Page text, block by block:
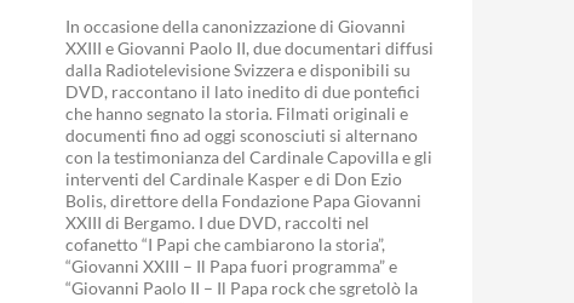
In occasione della canonizzazione di Giovanni
XXIII e Giovanni Paolo II, due documentari diffusi
dalla Radiotelevisione Svizzera e disponibili su
DVD, raccontano il lato inedito di due pontefici
che hanno segnato la storia. Filmati originali e
documenti fino ad oggi sconosciuti si alternano
con la testimonianza del Cardinale Capovilla e gli
interventi del Cardinale Kasper e di Don Ezio
Bolis, direttore della Fondazione Papa Giovanni
XXIII di Bergamo. I due DVD, raccolti nel
cofanetto “I Papi che cambiarono la storia”,
“Giovanni XXIII – Il Papa fuori programma” e
“Giovanni Paolo II – Il Papa rock che sgretolò la